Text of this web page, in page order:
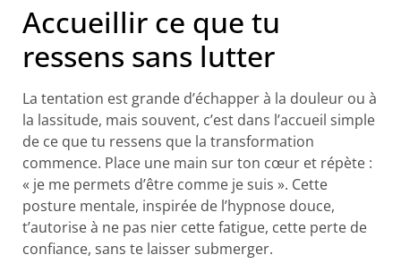
Accueillir ce que tu
ressens sans lutter​
La tentation est grande d’échapper à la douleur ou à
la lassitude, mais souvent, c’est dans l’accueil simple
de ce que tu ressens que la transformation
commence. Place une main sur ton cœur et répète :
« je me permets d’être comme je suis ». Cette
posture mentale, inspirée de l’hypnose douce,
t’autorise à ne pas nier cette fatigue, cette perte de
confiance, sans te laisser submerger.